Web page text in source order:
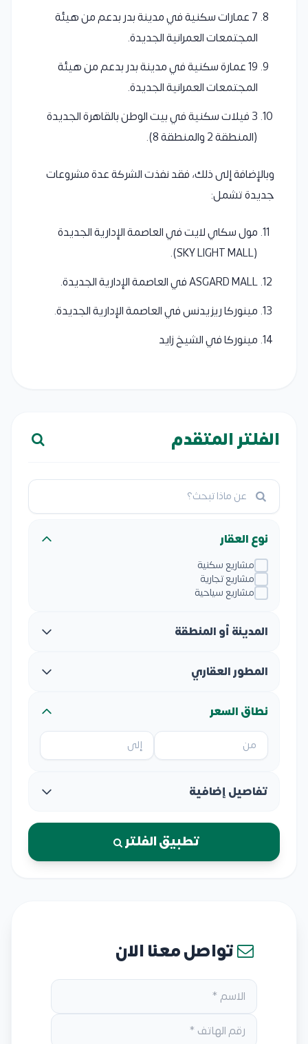
7 عمارات سكنية في مدينة بدر بدعم من هيئة
المجتمعات العمرانية الجديدة.
19 عمارة سكنية في مدينة بدر بدعم من هيئة
المجتمعات العمرانية الجديدة.
3 فيلات سكنية في بيت الوطن بالقاهرة الجديدة
(المنطقة 2 والمنطقة 8).
وبالإضافة إلى ذلك، فقد نفذت الشركة عدة مشروعات
جديدة تشمل:
مول سكاي لايت في العاصمة الإدارية الجديدة
(SKY LIGHT MALL).
ASGARD MALL في العاصمة الإدارية الجديدة.
مينوركا ريزيدنس في العاصمة الإدارية الجديدة.
مينوركا في الشيخ زايد
الفلتر المتقدم
نوع العقار
مشاريع سكنية
مشاريع تجارية
مشاريع سياحية
المدينة أو المنطقة
المطور العقاري
نطاق السعر
تفاصيل إضافية
تطبيق الفلتر
تواصل معنا الان